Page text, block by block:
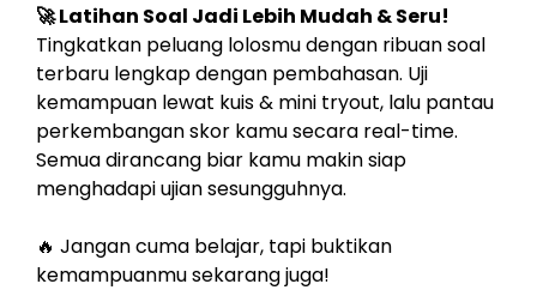
🚀 Latihan Soal Jadi Lebih Mudah & Seru!
Tingkatkan peluang lolosmu dengan ribuan soal
terbaru lengkap dengan pembahasan. Uji
kemampuan lewat kuis & mini tryout, lalu pantau
perkembangan skor kamu secara real-time.
Semua dirancang biar kamu makin siap
menghadapi ujian sesungguhnya.
🔥 Jangan cuma belajar, tapi buktikan
kemampuanmu sekarang juga!